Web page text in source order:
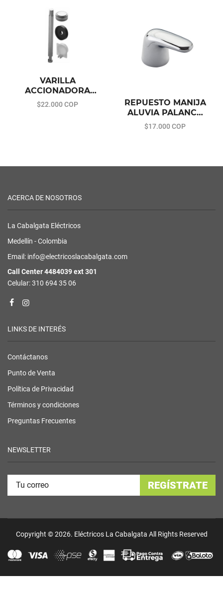
VARILLA
ACCIONADORA
PARA BAÑERA
$22.000 COP
REPUESTO MANIJA
ALUVIA PALANCA
LAVAMANOS/LAVAP
LATOS/DUCHAS
$17.000 COP
ACERCA DE NOSOTROS
La Cabalgata Eléctricos
Medellín - Colombia
Email: info@electricoslacabalgata.com
Call Center 4484039 ext 301
Celular: 310 694 35 06
LINKS DE INTERÉS
Contáctanos
Punto de Venta
Política de Privacidad
Términos y condiciones
Preguntas Frecuentes
NEWSLETTER
REGÍSTRATE
Copyright © 2026. Eléctricos La Cabalgata All Rights Reserved